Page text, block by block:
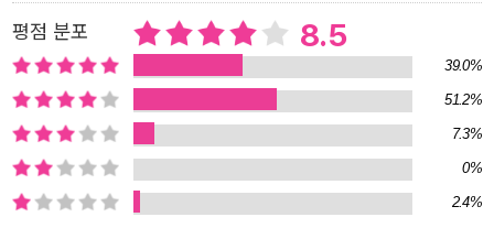
메일에도 불구하고 레오의 답장을 기다리며 간간이 메일을 보내고,
레오는 도망치듯 떠났던 보스턴에서 돌아와 메일함에서 낯익은 에미
의 메일을 발견한다. 레오는 당혹감을 무릅쓰고 에미에게 답장을 보
내고, 그렇게 둘의 이메일 데이트는 다시 이어진다. 그사이 지극히 평
범하고 안정된 생활을 위해 새로운 연애를 시작한 레오는 에미에게
그녀는 자신의 일부이며 환상 속에서는 완벽한 여인이지만 행복은 이
평점 분포 8.5
39.0%
51.2%
7.3%
0%
2.4%